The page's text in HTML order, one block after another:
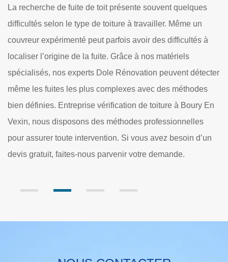
à
En
d’un
Les travaux de recherche de fuite de toiture se font de
différentes manières. En fait, il est nécessaire de faire
tests de fumée. Ensuite, des colorants peuvent aussi
utilisés pour éviter d'oublier des fuites. Dans certains
faut réaliser des travaux de tests par pression. Cela
consiste à appliquer de l'air pressurisé sur la toiture
simulation des conditions météorologiques. Dole
Rénovation peut se proposer pour effectuer les travaux
est à rappeler qu'il établit un devis totalement gratuit et
sans engagement.